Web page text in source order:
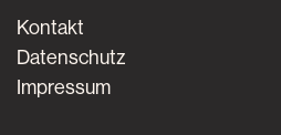
Kontakt
Datenschutz
Impressum